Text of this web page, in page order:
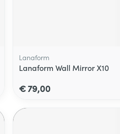
Lanaform
Lanaform Wall Mirror X10
€ 79,00